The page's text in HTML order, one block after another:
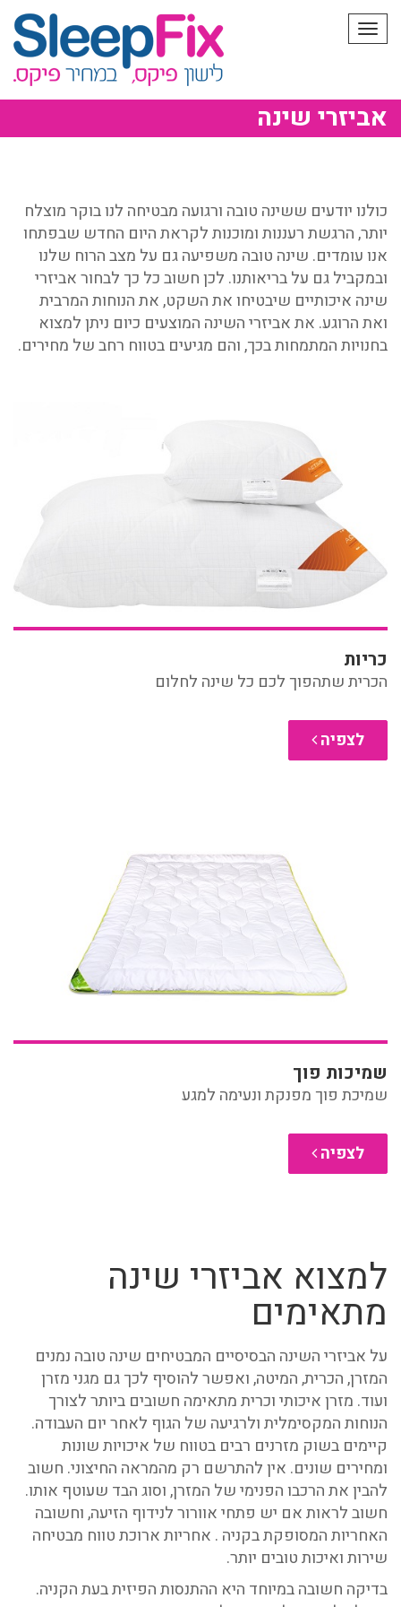
תפריט
אביזרי שינה
כולנו יודעים ששינה טובה ורגועה מבטיחה לנו בוקר מוצלח
יותר, הרגשת רעננות ומוכנות לקראת היום החדש שבפתחו
אנו עומדים. שינה טובה משפיעה גם על מצב הרוח שלנו
ובמקביל גם על בריאותנו. לכן חשוב כל כך לבחור אביזרי
שינה איכותיים שיבטיחו את השקט, את הנוחות המרבית
ואת הרוגע. את אביזרי השינה המוצעים כיום ניתן למצוא
בחנויות המתמחות בכך, והם מגיעים בטווח רחב של מחירים.
כריות
הכרית שתהפוך לכם כל שינה לחלום
לצפיה
שמיכות פוך
שמיכת פוך מפנקת ונעימה למגע
לצפיה
למצוא אביזרי שינה
מתאימים
על אביזרי השינה הבסיסיים המבטיחים שינה טובה נמנים
המזרן, הכרית, המיטה, ואפשר להוסיף לכך גם מגני מזרן
ועוד. מזרן איכותי וכרית מתאימה חשובים ביותר לצורך
הנוחות המקסימלית ולרגיעה של הגוף לאחר יום העבודה.
קיימים בשוק מזרנים רבים בטווח של איכויות שונות
ומחירים שונים. אין להתרשם רק מהמראה החיצוני. חשוב
להבין את הרכבו הפנימי של המזרן, וסוג הבד שעוטף אותו.
חשוב לראות אם יש פתחי אוורור לנידוף הזיעה, וחשובה
האחריות המסופקת בקניה . אחריות ארוכת טווח מבטיחה
שירות ואיכות טובים יותר.
בדיקה חשובה במיוחד היא ההתנסות הפיזית בעת הקניה.